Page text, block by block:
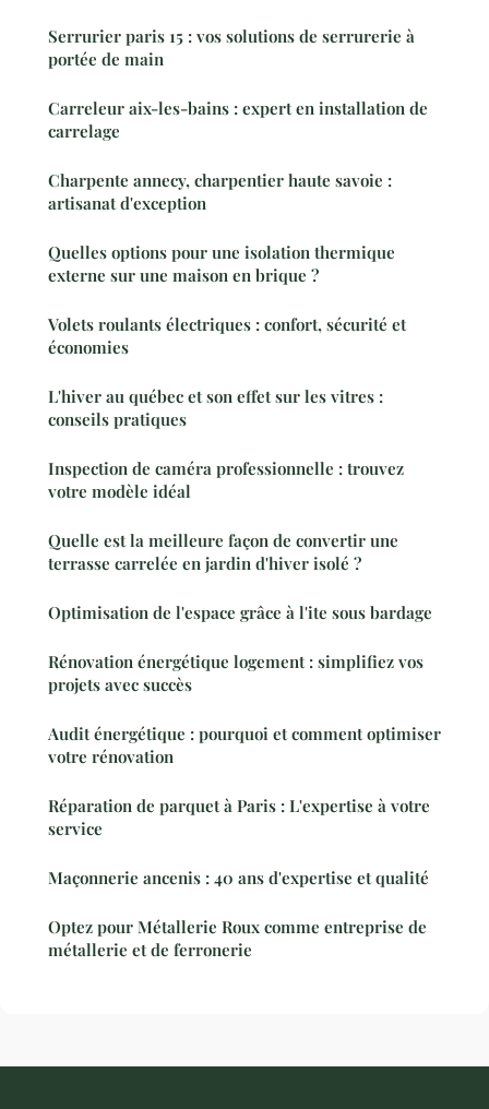
Serrurier paris 15 : vos solutions de serrurerie à
portée de main
Carreleur aix-les-bains : expert en installation de
carrelage
Charpente annecy, charpentier haute savoie :
artisanat d'exception
Quelles options pour une isolation thermique
externe sur une maison en brique ?
Volets roulants électriques : confort, sécurité et
économies
L'hiver au québec et son effet sur les vitres :
conseils pratiques
Inspection de caméra professionnelle : trouvez
votre modèle idéal
Quelle est la meilleure façon de convertir une
terrasse carrelée en jardin d'hiver isolé ?
Optimisation de l'espace grâce à l'ite sous bardage
Rénovation énergétique logement : simplifiez vos
projets avec succès
Audit énergétique : pourquoi et comment optimiser
votre rénovation
Réparation de parquet à Paris : L'expertise à votre
service
Maçonnerie ancenis : 40 ans d'expertise et qualité
Optez pour Métallerie Roux comme entreprise de
métallerie et de ferronerie